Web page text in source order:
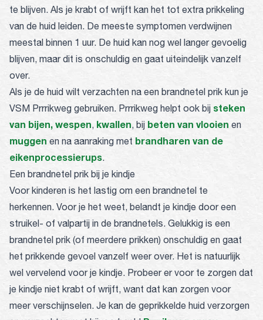
te blijven. Als je krabt of wrijft kan het tot extra prikkeling
van de huid leiden. De meeste symptomen verdwijnen
meestal binnen 1 uur. De huid kan nog wel langer gevoelig
blijven, maar dit is onschuldig en gaat uiteindelijk vanzelf
over.
Als je de huid wilt verzachten na een brandnetel prik kun je
VSM Prrrikweg gebruiken. Prrrikweg helpt ook bij steken
van bijen, wespen, kwallen, bij beten van vlooien en
muggen en na aanraking met brandharen van de
eikenprocessierups.
Een brandnetel prik bij je kindje
Voor kinderen is het lastig om een brandnetel te
herkennen. Voor je het weet, belandt je kindje door een
struikel- of valpartij in de brandnetels. Gelukkig is een
brandnetel prik (of meerdere prikken) onschuldig en gaat
het prikkende gevoel vanzelf weer over. Het is natuurlijk
wel vervelend voor je kindje. Probeer er voor te zorgen dat
je kindje niet krabt of wrijft, want dat kan zorgen voor
meer verschijnselen. Je kan de geprikkelde huid verzorgen